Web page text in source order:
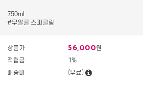
750ml
#무알콜 스파클링
상품가 56,000원
적립금
1%
배송비
(무료)